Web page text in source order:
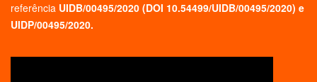
referência UIDB/00495/2020 (DOI 10.54499/UIDB/00495/2020) e
UIDP/00495/2020.